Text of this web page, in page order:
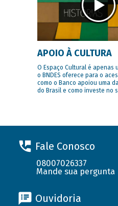
APOIO À CULTURA
O Espaço Cultural é apenas
o BNDES oferece para o
como o Banco apoiou uma
do Brasil e como investe no
Fale Conosco
08007026337
Mande sua pergunta
Ouvidoria